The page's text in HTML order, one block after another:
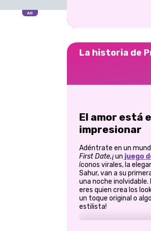
La historia de
El amor está
impresionar
Adéntrate en un
First Date,¡un juego
íconos virales, la
Sahur, van a su
una noche
eres quien crea los
un toque original o
estilista!